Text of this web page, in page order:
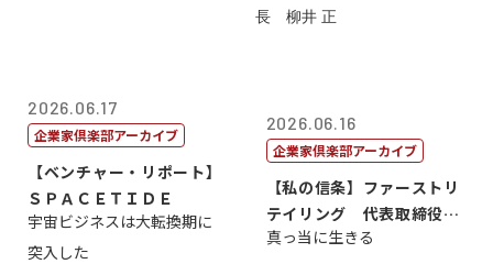
2026.06.17
企業家倶楽部アーカイブ
【ベンチャー・リポート】
ＳＰＡＣＥＴＩＤＥ
宇宙ビジネスは大転換期に
突入した
2026.06.16
企業家倶楽部アーカイブ
【私の信条】ファーストリ
テイリング 代表取締役会
長兼社長 柳...
真っ当に生きる